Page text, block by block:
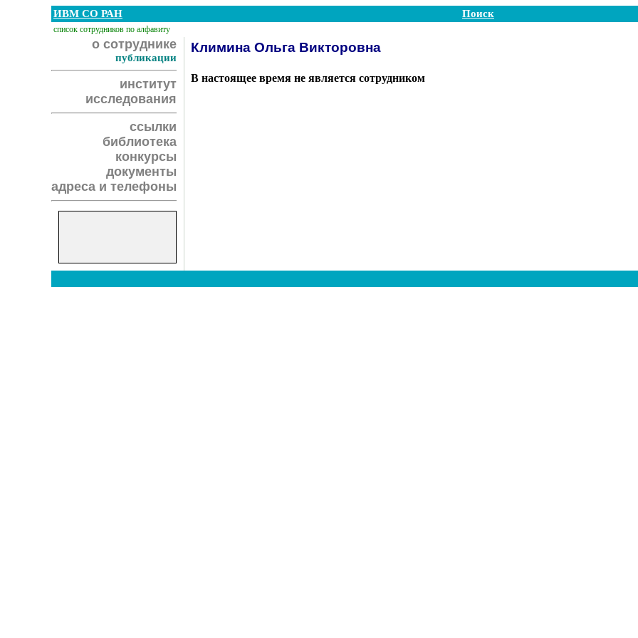
ИВМ СО РАН Поиск
список сотрудников по алфавиту
о сотруднике
публикации
институт
исследования
ссылки
библиотека
конкурсы
документы
адреса и телефоны
Климина Ольга Викторовна
В настоящее время не является сотрудником